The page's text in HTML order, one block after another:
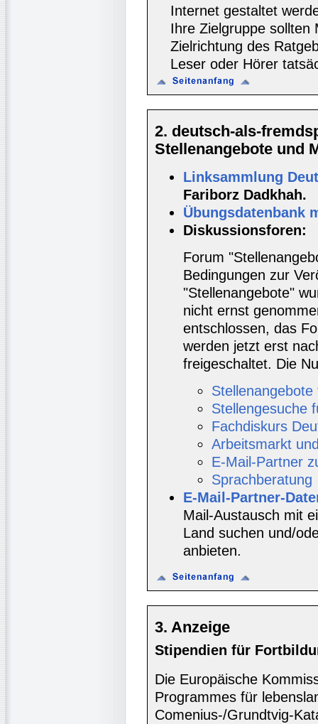
Internet gestaltet
Ihre Zielgruppe sollten
Zielrichtung des
Leser oder Hörer
2. deutsch-als-
Stellenangebote und
Linksammlung
Fariborz Dadkhah.
Übungsdatenbank
Diskussionsforen:
Forum
Bedingungen zur
"Stellenangebote"
nicht ernst
entschlossen, das
werden jetzt erst
freigeschaltet. Die
Stellengesuche
Fachdiskurs
Arbeitsmarkt
E-Mail-Partner
Sprachberatung
E-Mail-Partner-
Mail-Austausch mit
Land suchen und/
anbieten.
3. Anzeige
Stipendien für
Die Europäische
Programmes für
Comenius-/Grundtvig-